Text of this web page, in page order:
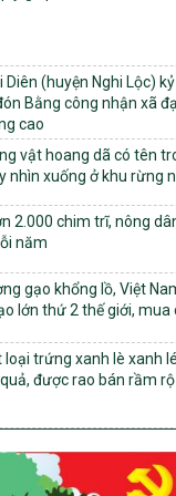
hiện Dự án liên kết
Mục tiêu quốc gia
được kéo dài sang
Kế hoạch triển khai
dựng nông thôn
tế – xã hội vùng
2026-2035, giai
một số nội dung tiêu
thôn mới giai
nước của Bộ Nông
mục tiêu quốc gia
vững và phát triển
số và miền núi giai
đến năm 2030
Diên (huyện Nghi Lộc)
Bằng công nhận xã
cao
vật hoang dã có tên
nhìn xuống ở khu rừng
2.000 chim trĩ, nông
năm
gạo khổng lồ, Việt
lớn thứ 2 thế giới, mua
trứng xanh lè xanh
được rao bán rầm